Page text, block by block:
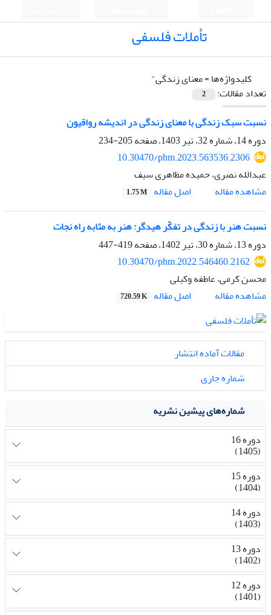
تأملات فلسفی
کلیدواژه‌ها =معنای زندگی"
تعداد مقالات:
2
نسبت سبک زندگی با معنای زندگی در اندیشه رواقیون
دوره 14، شماره 32، تیر 1403، صفحه
205-234
10.30470/phm.2023.563536.2306
عبدالله نصری، حمیده مظاهری سیف
مشاهده مقاله
اصل مقاله 1.75 M
نسبت هنر با زندگی در تفکّر هیدگر: هنر به مثابه راه نجات
دوره 13، شماره 30، تیر 1402، صفحه
419-447
10.30470/phm.2022.546460.2162
محسن کرمی، عاطفه وکیلی
مشاهده مقاله
اصل مقاله 720.59 K
مقالات آماده انتشار
شماره جاری
شماره‌های پیشین نشریه
دوره 16
(1405)
دوره 15
(1404)
دوره 14
(1403)
دوره 13
(1402)
دوره 12
(1401)